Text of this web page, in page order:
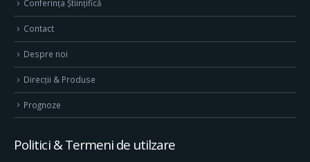
Conferința Științifică
Contact
Despre noi
Direcţii & Produse
Prognoze
Politici & Termeni de utilzare